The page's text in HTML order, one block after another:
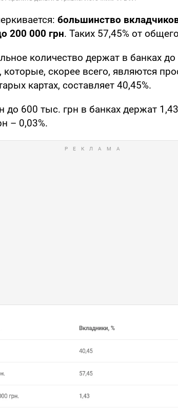
большинство
200 000 грн. Таких 57,45% от
количество держат в банках
которые, скорее всего, являются
картах, составляет 40,45%.
до 600 тыс. грн в банках держат
– 0,03%.